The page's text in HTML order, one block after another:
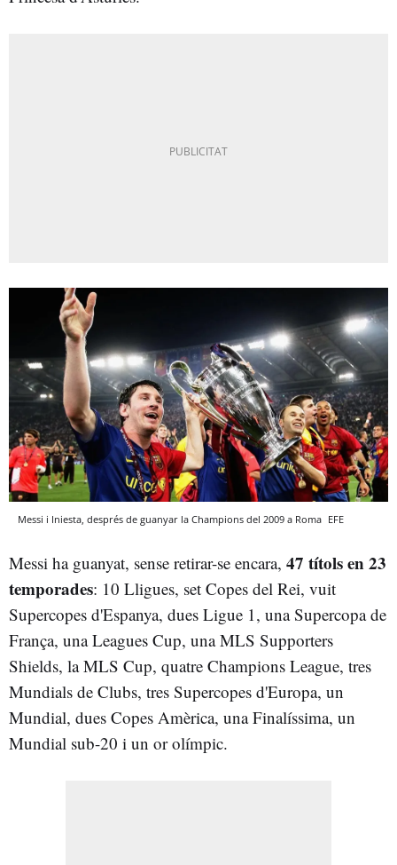
Messi i Iniesta, després de guanyar la Champions del 2009 a Roma EFE
Messi ha guanyat, sense retirar-se encara, 47 títols en 23
temporades: 10 Lligues, set Copes del Rei, vuit
Supercopes d'Espanya, dues Ligue 1, una Supercopa de
França, una Leagues Cup, una MLS Supporters
Shields, la MLS Cup, quatre Champions League, tres
Mundials de Clubs, tres Supercopes d'Europa, un
Mundial, dues Copes Amèrica, una Finalíssima, un
Mundial sub-20 i un or olímpic.